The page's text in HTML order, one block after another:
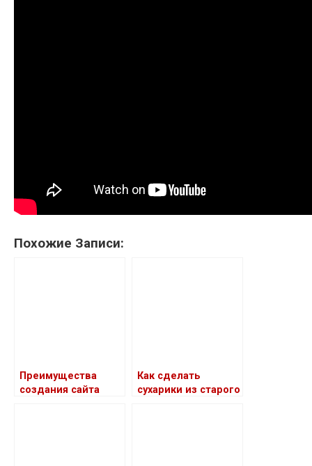
Похожие Записи:
Преимущества
создания сайта
Как сделать
сухарики из старого